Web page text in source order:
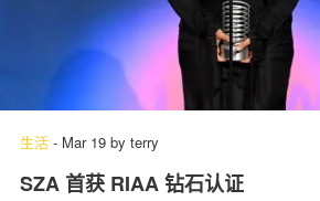
生 活
科 技
生活 - Mar 19 by terry
SZA 首获 RIAA 钻石认证